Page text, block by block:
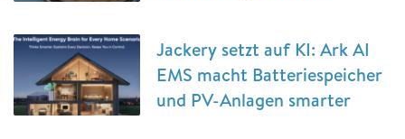
Jackery setzt auf KI: Ark AI
EMS macht Batteriespeicher
und PV-Anlagen smarter